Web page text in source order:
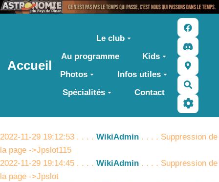
Accueil
Le club
Au programme
Kids
Photos
Infos utiles
Spécialités
Contact
2022-11-29 19:12:53 . . . . WikiAdmin . . . . Suppression de
la page ->Jpslot115
2022-11-29 19:14:45 . . . . WikiAdmin . . . . Suppression de
la page ->Jpslot